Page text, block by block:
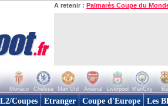
A retenir : Palmarès Coupe du
Monaco Chelsea Man Utd Arsenal Liverpool ManCity
L2/Coupes Etranger Coupe d'Europe Les